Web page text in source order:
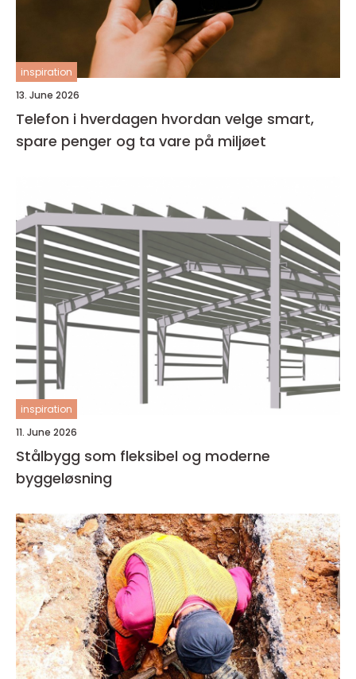
inspiration
13. June 2026
Telefon i hverdagen hvordan velge smart,
spare penger og ta vare på miljøet
inspiration
11. June 2026
Stålbygg som fleksibel og moderne
byggeløsning